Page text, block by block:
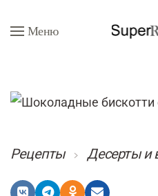
Перейти к
Меню
Рецепты Десерты и